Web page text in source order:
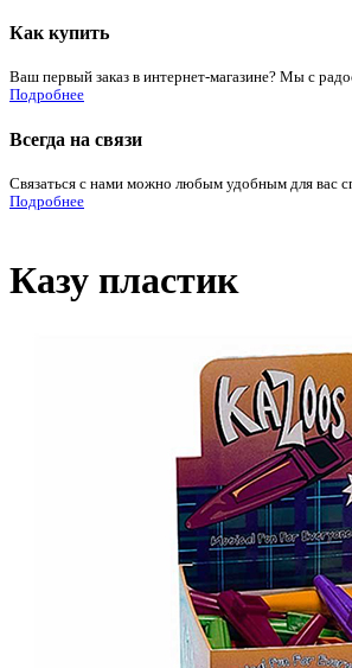
Как купить
Ваш первый заказ в интернет-магазине? Мы с
Подробнее
Всегда на связи
Связаться с нами можно любым удобным для вас
Подробнее
Казу пластик